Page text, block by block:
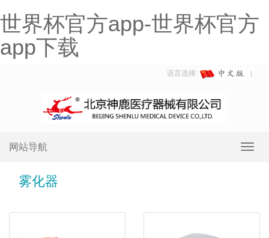
世界杯官方app-世界杯官方
app下载
语言选择:
网站导航
雾化器